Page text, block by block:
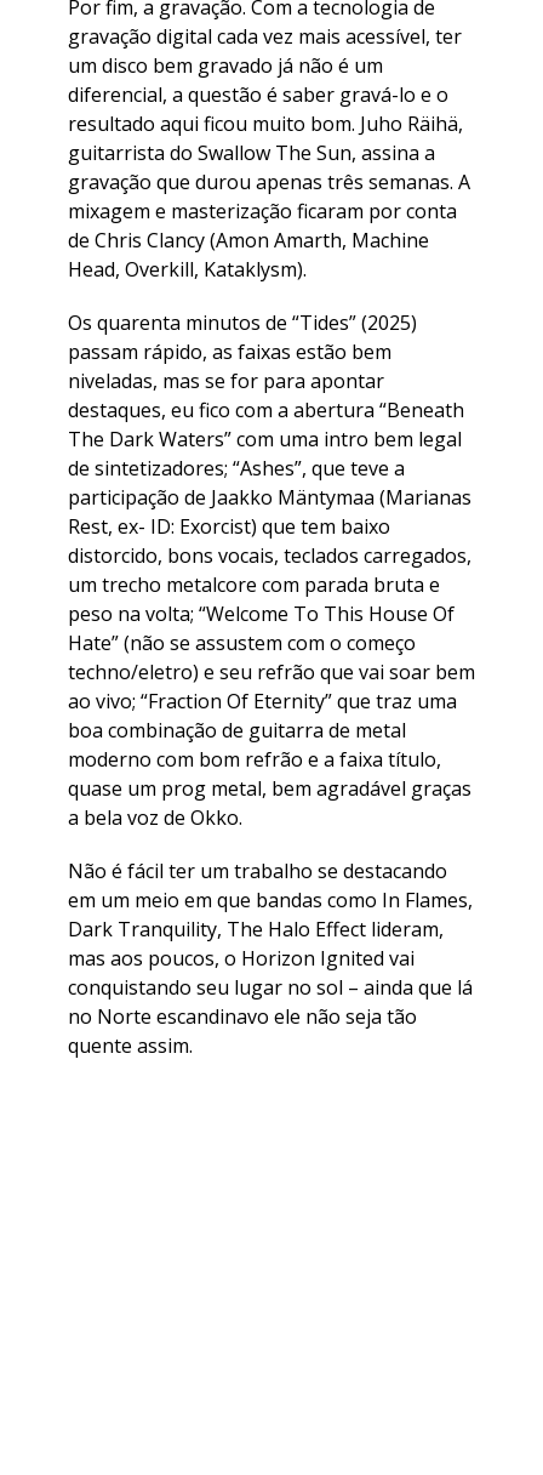
Por fim, a gravação. Com a tecnologia de
gravação digital cada vez mais acessível, ter
um disco bem gravado já não é um
diferencial, a questão é saber gravá-lo e o
resultado aqui ficou muito bom. Juho Räihä,
guitarrista do Swallow The Sun, assina a
gravação que durou apenas três semanas. A
mixagem e masterização ficaram por conta
de Chris Clancy (Amon Amarth, Machine
Head, Overkill, Kataklysm).
Os quarenta minutos de “Tides” (2025)
passam rápido, as faixas estão bem
niveladas, mas se for para apontar
destaques, eu fico com a abertura “Beneath
The Dark Waters” com uma intro bem legal
de sintetizadores; “Ashes”, que teve a
participação de Jaakko Mäntymaa (Marianas
Rest, ex- ID: Exorcist) que tem baixo
distorcido, bons vocais, teclados carregados,
um trecho metalcore com parada bruta e
peso na volta; “Welcome To This House Of
Hate” (não se assustem com o começo
techno/eletro) e seu refrão que vai soar bem
ao vivo; “Fraction Of Eternity” que traz uma
boa combinação de guitarra de metal
moderno com bom refrão e a faixa título,
quase um prog metal, bem agradável graças
a bela voz de Okko.
Não é fácil ter um trabalho se destacando
em um meio em que bandas como In Flames,
Dark Tranquility, The Halo Effect lideram,
mas aos poucos, o Horizon Ignited vai
conquistando seu lugar no sol – ainda que lá
no Norte escandinavo ele não seja tão
quente assim.